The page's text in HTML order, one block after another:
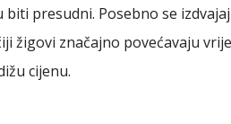
presudni. Posebno se
žigovi značajno povećavaju
cijenu.